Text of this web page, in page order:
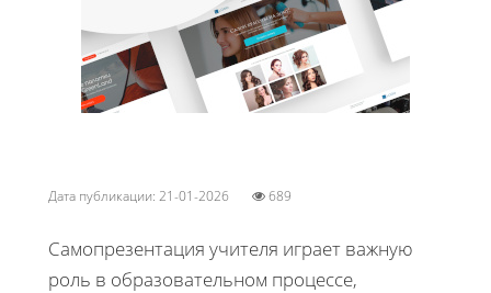
Дата публикации: 21-01-2026 689
Самопрезентация учителя играет важную
роль в образовательном процессе,